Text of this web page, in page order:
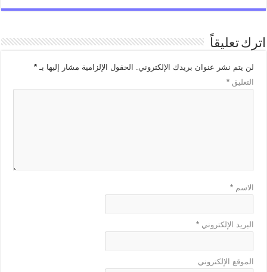
اترك تعليقاً
لن يتم نشر عنوان بريدك الإلكتروني. الحقول الإلزامية مشار إليها بـ*
التعليق*
الاسم*
البريد الإلكتروني*
الموقع الإلكتروني